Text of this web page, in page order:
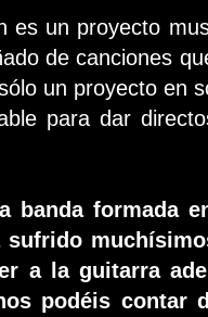
es un proyecto
de canciones
un proyecto en
para dar
banda formada
a la guitarra
podéis contar